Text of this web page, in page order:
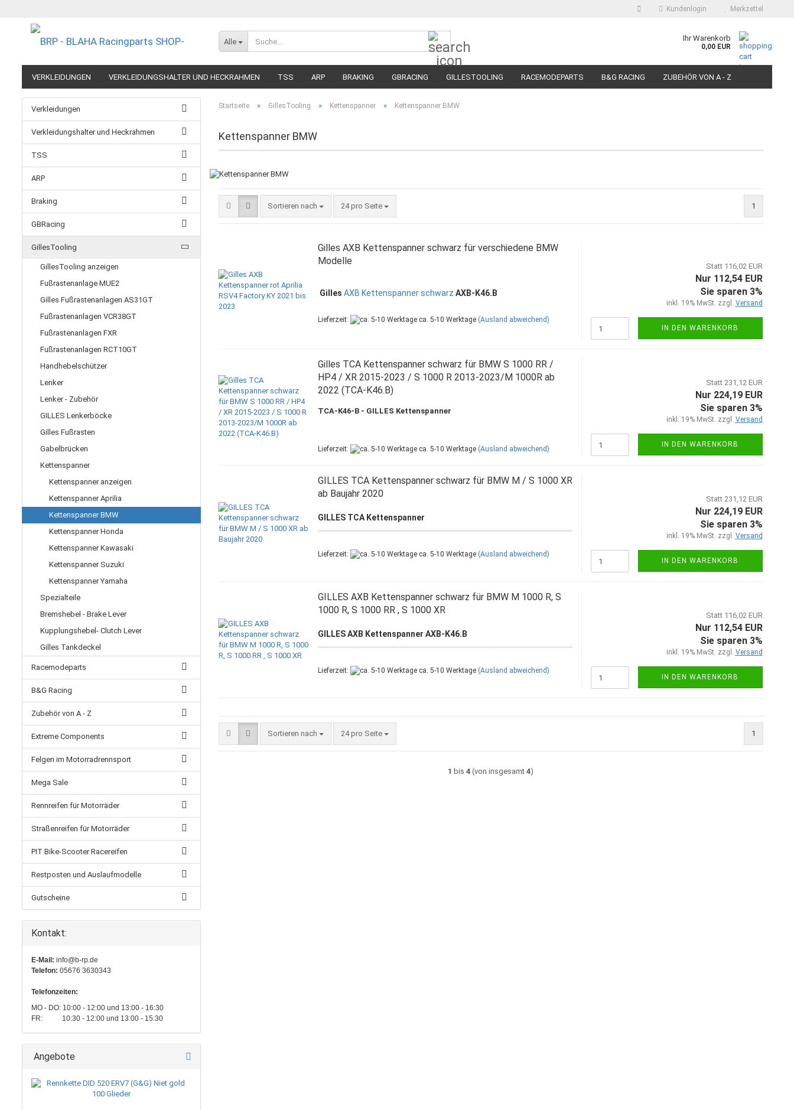
Kundenlogin
Passwort vergessen?
Merkzettel
Alle Ihr Warenkorb
0,00 EUR
VERKLEIDUNGEN VERKLEIDUNGSHALTER UND HECKRAHMEN TSS ARP BRAKING GBRACING GILLESTOOLING RACEMODEPARTS B&G RACING ZUBEHÖR VON A - Z
EXTREME COMPONENTS FELGEN IM MOTORRADRENNSPORT MEGA SALE RENNREIFEN FÜR MOTORRÄDER
Startseite » GillesTooling » Kettenspanner » Kettenspanner BMW
Kettenspanner BMW
Sortieren nach
Sortieren nach 24 pro Seite
pro Seite 1
Gilles AXB Kettenspanner schwarz für verschiedene BMW
Modelle
Gilles AXB Kettenspanner schwarz AXB-K46.B
Lieferzeit: ca. 5-10 Werktage (Ausland abweichend)
Statt 116,02 EUR
Nur 112,54 EUR
Sie sparen 3%
inkl. 19% MwSt. zzgl. Versand
IN DEN WARENKORB
Gilles TCA Kettenspanner schwarz für BMW S 1000 RR /
HP4 / XR 2015-2023 / S 1000 R 2013-2023/M 1000R ab
2022 (TCA-K46.B)
TCA-K46-B - GILLES Kettenspanner
Lieferzeit: ca. 5-10 Werktage (Ausland abweichend)
Statt 231,12 EUR
Nur 224,19 EUR
Sie sparen 3%
inkl. 19% MwSt. zzgl. Versand
IN DEN WARENKORB
GILLES TCA Kettenspanner schwarz für BMW M / S 1000 XR
ab Baujahr 2020
GILLES TCA Kettenspanner
Lieferzeit: ca. 5-10 Werktage (Ausland abweichend)
Statt 231,12 EUR
Nur 224,19 EUR
Sie sparen 3%
inkl. 19% MwSt. zzgl. Versand
IN DEN WARENKORB
GILLES AXB Kettenspanner schwarz für BMW M 1000 R, S
1000 R, S 1000 RR , S 1000 XR
GILLES AXB Kettenspanner AXB-K46.B
Lieferzeit: ca. 5-10 Werktage (Ausland abweichend)
Statt 116,02 EUR
Nur 112,54 EUR
Sie sparen 3%
inkl. 19% MwSt. zzgl. Versand
IN DEN WARENKORB
Sortieren nach
Sortieren nach 24 pro Seite
pro Seite 1
1 bis4 (von insgesamt4)
Verkleidungen
Verkleidungshalter und Heckrahmen
TSS
ARP
Braking
GBRacing
GillesTooling
GillesTooling anzeigen
Fußrastenanlage MUE2
Gilles Fußrastenanlagen AS31GT
Fußrastenanlagen VCR38GT
Fußrastenanlagen FXR
Fußrastenanlagen RCT10GT
Handhebelschützer
Lenker
Lenker - Zubehör
GILLES Lenkerböcke
Gilles Fußrasten
Gabelbrücken
Kettenspanner
Kettenspanner anzeigen
Kettenspanner Aprilia
Kettenspanner BMW
Kettenspanner Honda
Kettenspanner Kawasaki
Kettenspanner Suzuki
Kettenspanner Yamaha
Spezialteile
Bremshebel - Brake Lever
Kupplungshebel- Clutch Lever
Gilles Tankdeckel
Racemodeparts
B&G Racing
Zubehör von A - Z
Extreme Components
Felgen im Motorradrennsport
Mega Sale
Rennreifen für Motorräder
Straßenreifen für Motorräder
PIT Bike-Scooter Racereifen
Restposten und Auslaufmodelle
Gutscheine
Kontakt:
E-Mail: info@b-rp.de
Telefon: 05676 3630343
Telefonzeiten:
MO - DO: 10:00 - 12:00 und 13:00 - 16:30
FR: 10:30 - 12:00 und 13:00 - 15:30
Angebote